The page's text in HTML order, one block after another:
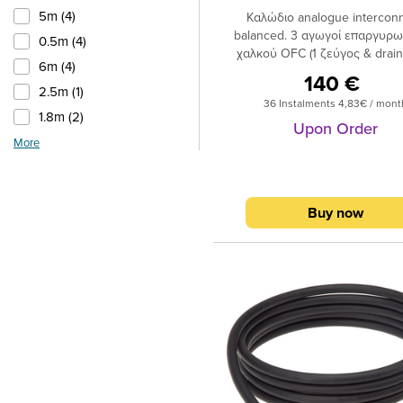
5m (4)
0.5m (4)
6m (4)
2.5m (1)
1.8m (2)
15m (1)
More
Καλώδιο analogue
balanced. 3 αγωγοί
χαλκού OFC (1 ζεύγος &
κάθε αγωγού του ζεύγους
τυλίγονται & να
από πλαστικό πυρήνα
πολυαιθυλενίου (PE) & να
διάσταση Ø7,8mm. Στο
καλώδιο χρησιμοποιούνται
επίχρυσοι
140 €
36 Instalments 4,83€ /
Upon Order
Buy now